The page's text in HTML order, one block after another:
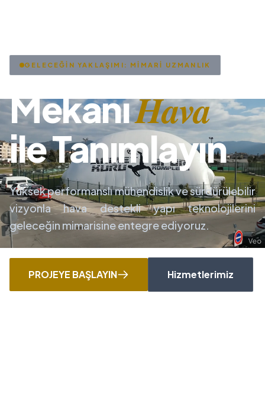
GELECEĞİN YAKLAŞIMI: MİMARİ UZMANLIK
MekanıHava
ile Tanımlayın
Yüksek performanslı mühendislik ve sürdürülebilir
vizyonla hava destekli yapı teknolojilerini
geleceğin mimarisine entegre ediyoruz.
PROJEYE BAŞLAYIN Hizmetlerimiz